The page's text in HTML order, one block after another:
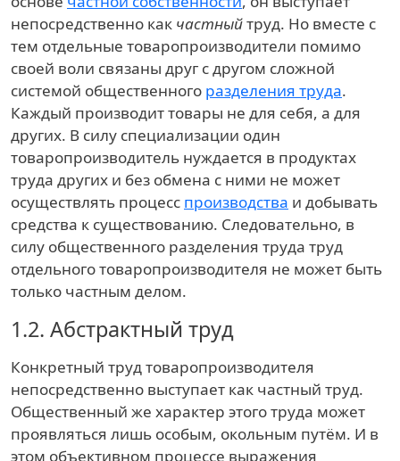
непосредственно как частныйтруд. Но вместе с
тем отдельные товаропроизводители помимо
своей воли связаны друг с другом сложной
системой общественного разделения труда.
Каждый производит товары не для себя, а для
других. В силу специализации один
товаропроизводитель нуждается в продуктах
труда других и без обмена с ними не может
осуществлять процесс производства и добывать
средства к существованию. Следовательно, в
силу общественного разделения труда труд
отдельного товаропроизводителя не может быть
только частным делом.
1.2. Абстрактный труд
Конкретный труд товаропроизводителя
непосредственно выступает как частный труд.
Общественный же характер этого труда может
проявляться лишь особым, окольным путём. И в
этом объективном процессе выражения